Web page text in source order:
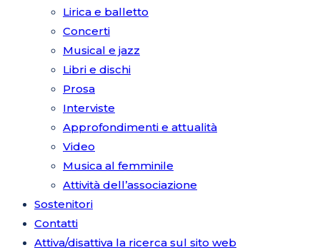
Lirica e balletto
Concerti
Musical e jazz
Libri e dischi
Prosa
Interviste
Approfondimenti e attualità
Video
Musica al femminile
Attività dell’associazione
Sostenitori
Contatti
Attiva/disattiva la ricerca sul sito web